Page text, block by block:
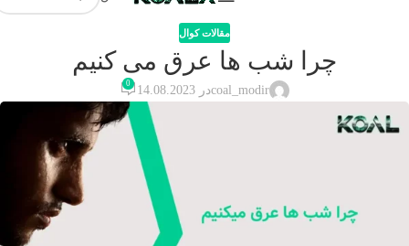
مقالات کوال
چرا شب ها عرق می کنیم
coal_modirدر 14.08.2023 0